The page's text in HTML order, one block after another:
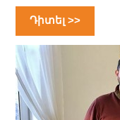
Դիտել >>